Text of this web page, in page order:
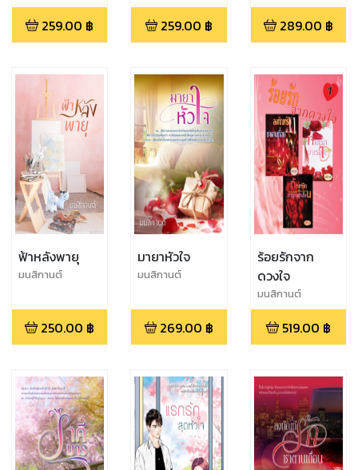
259.00 ฿ 259.00 ฿ 289.00 ฿
ฟ้าหลังพายุ
มนสิกานต์
250.00 ฿
มายาหัวใจ
มนสิกานต์
269.00 ฿
ร้อยรักจาก
ดวงใจ
มนสิกานต์
519.00 ฿